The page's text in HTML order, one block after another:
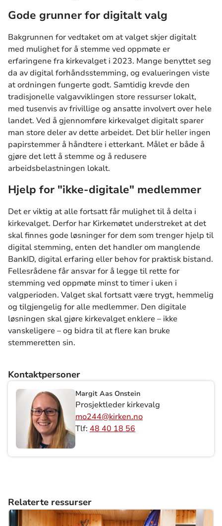
Gode grunner for digitalt valg
Bakgrunnen for vedtaket om at valget skjer digitalt
med mulighet for å stemme ved oppmøte er
erfaringene fra kirkevalget i 2023. Mange benyttet seg
da av digital forhåndsstemming, og evalueringen viste
at ordningen fungerte godt. Samtidig krevde den
tradisjonelle valgavviklingen store ressurser lokalt,
med tusenvis av frivillige og ansatte involvert over hele
landet. Ved å gjennomføre kirkevalget digitalt sparer
man store deler av dette arbeidet. Det blir heller ingen
papirstemmer å håndtere i etterkant. Målet er både å
gjøre det lett å stemme og å redusere
arbeidsbelastningen lokalt.
Hjelp for "ikke-digitale" medlemmer
Det er viktig at alle fortsatt får mulighet til å delta i
kirkevalget. Derfor har Kirkemøtet understreket at det
skal finnes gode løsninger for dem som trenger hjelp til
digital stemming, enten det handler om manglende
BankID, digital erfaring eller behov for praktisk bistand.
Fellesrådene får ansvar for å legge til rette for
stemming ved oppmøte minst to timer i uken i
valgperioden. Valget skal fortsatt være trygt, hemmelig
og tilgjengelig for alle medlemmer. Den digitale
løsningen skal gjøre kirkevalget enklere – ikke
vanskeligere – og bidra til at flere kan bruke
stemmeretten sin.
Kontaktpersoner
Margit Aas Onstein
Prosjektleder kirkevalg
mo244@kirken.no
Tlf: 48 40 18 56
Relaterte ressurser